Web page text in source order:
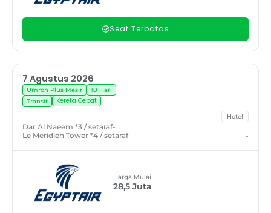
Seat Terbatas
7 Agustus 2026
Umroh Plus Mesir
10 Hari
Transit
Kereta Cepat
Hotel
Dar Al Naeem *3 / setaraf-
Le Meridien Tower *4 / setaraf
-
Harga Mulai
28,5 Juta